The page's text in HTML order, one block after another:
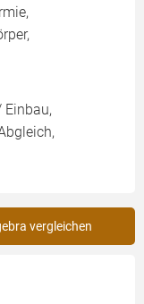
Einbau,
vergleichen